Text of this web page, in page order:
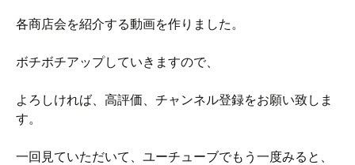
各商店会を紹介する動画を作りました。
ボチボチアップしていきますので、
よろしければ、高評価、チャンネル登録をお願い致しま
す。
一回見ていただいて、ユーチューブでもう一度みると、